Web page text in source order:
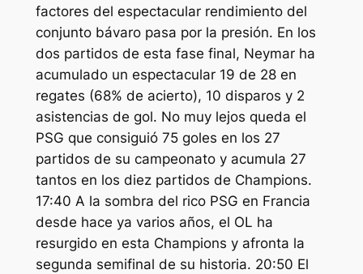
factores del espectacular rendimiento del
conjunto bávaro pasa por la presión. En los
dos partidos de esta fase final, Neymar ha
acumulado un espectacular 19 de 28 en
regates (68% de acierto), 10 disparos y 2
asistencias de gol. No muy lejos queda el
PSG que consiguió 75 goles en los 27
partidos de su campeonato y acumula 27
tantos en los diez partidos de Champions.
17:40 A la sombra del rico PSG en Francia
desde hace ya varios años, el OL ha
resurgido en esta Champions y afronta la
segunda semifinal de su historia. 20:50 El